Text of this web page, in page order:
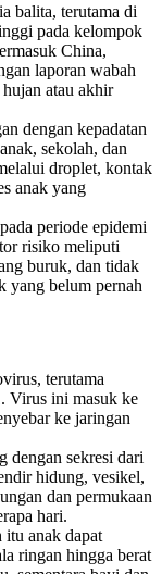
balita, terutama di
pada kelompok
China,
laporan wabah
atau akhir
dengan kepadatan
sekolah, dan
droplet, kontak
anak yang
periode epidemi
risiko meliputi
buruk, dan tidak
yang belum pernah
terutama
Virus ini masuk ke
ke jaringan
dengan sekresi dari
hidung, vesikel,
dan permukaan
hari.
itu anak dapat
ringan hingga berat